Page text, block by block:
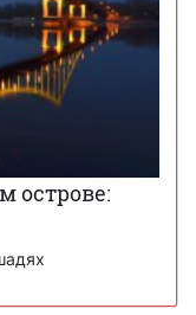
острове: